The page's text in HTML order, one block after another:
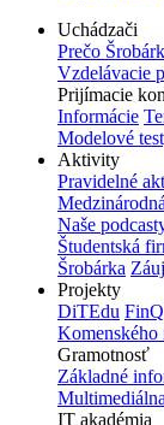
Uchádzači
Prečo
Vzdelávacie
Prijímacie
Informácie
Modelové
Aktivity
Pravidelné
Naše
Študentská
Šrobárka
Projekty
DiTEdu FinQ
Komenského
Gramotnosť
Základné
IT akadémia